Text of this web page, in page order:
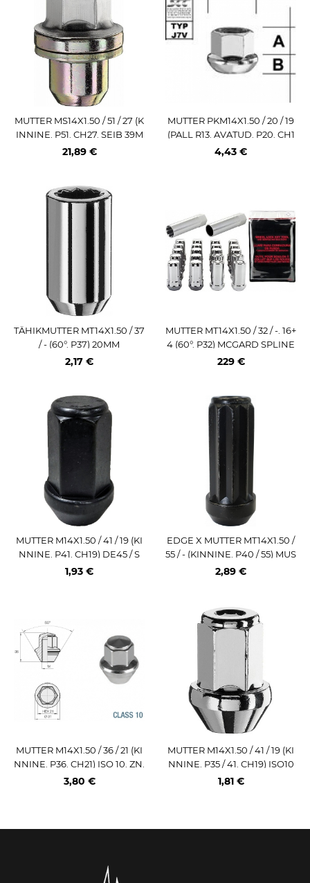
MUTTER MS14X1.50 / 51 / 27 (K
INNINE. P51. CH27. SEIB 39M
M) LAME IST (R. ROVER)
21,89 €
MUTTER PKM14X1.50 / 20 / 19
(PALL R13. AVATUD. P20. CH1
9)
4,43 €
TÄHIKMUTTER MT14X1.50 / 37
/ - (60°. P37) 20MM
2,17 €
MUTTER MT14X1.50 / 32 / -. 16+
4 (60°. P32) MCGARD SPLINE
DRIVE KOMPL. KROOM
229 €
MUTTER M14X1.50 / 41 / 19 (KI
NNINE. P41. CH19) DE45 / S
MUST. ISO10
1,93 €
EDGE X MUTTER MT14X1.50 /
55 / - (KINNINE. P40 / 55) MUS
T ISO 8
2,89 €
MUTTER M14X1.50 / 36 / 21 (KI
NNINE. P36. CH21) ISO 10. ZN.
FORD OE ALTERNATIIV (SUU
3,80 €
MUTTER M14X1.50 / 41 / 19 (KI
NNINE. P35 / 41. CH19) ISO10
1,81 €